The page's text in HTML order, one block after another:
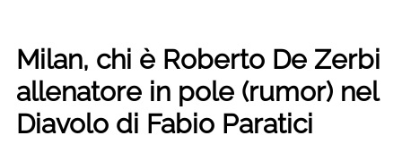
Milan, chi è Roberto De Zerbi
allenatore in pole (rumor) nel
Diavolo di Fabio Paratici